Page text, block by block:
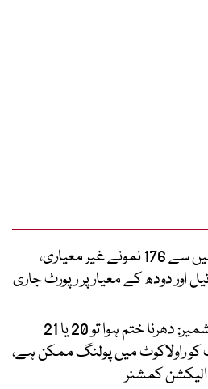
491 میں سے 176 نمونے غیر معیاری،
اور دودھ کے معیار پر رپورٹ جاری
آزاد کشمیر: دھرنا ختم ہوا تو 20 یا 21
راولاکوٹ میں پولنگ ممکن ہے،
کمشنر